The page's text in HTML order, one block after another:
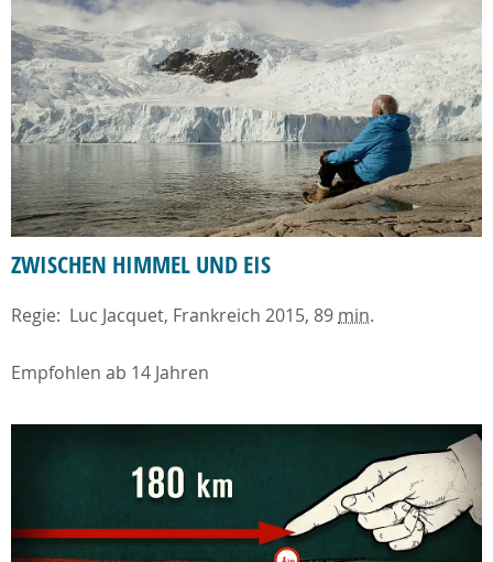
ZWISCHEN HIMMEL UND EIS
Regie: Luc Jacquet, Frankreich 2015, 89 min.
Empfohlen ab 14 Jahren